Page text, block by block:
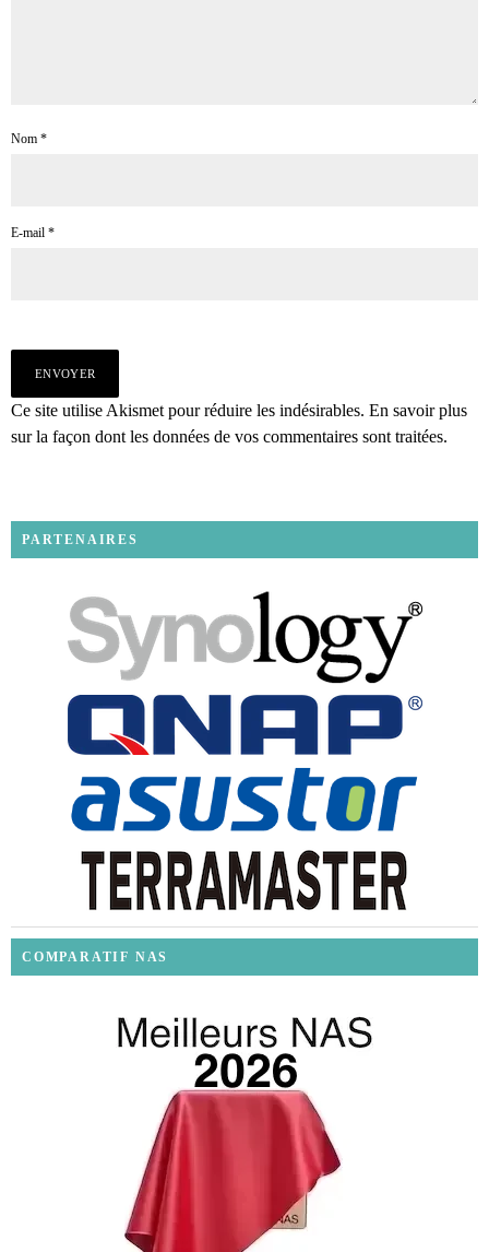
Nom *
E-mail *
Ce site utilise Akismet pour réduire les indésirables. En savoir plus
sur la façon dont les données de vos commentaires sont traitées.
PARTENAIRES
COMPARATIF NAS